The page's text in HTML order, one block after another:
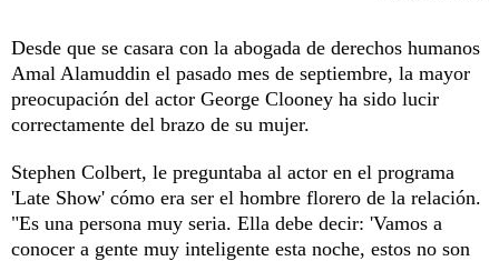
Desde que se casara con la abogada de derechos humanos
Amal Alamuddin el pasado mes de septiembre, la mayor
preocupación del actor George Clooney ha sido lucir
correctamente del brazo de su mujer.
Stephen Colbert, le preguntaba al actor en el programa
'Late Show' cómo era ser el hombre florero de la relación.
"Es una persona muy seria. Ella debe decir: 'Vamos a
conocer a gente muy inteligente esta noche, estos no son